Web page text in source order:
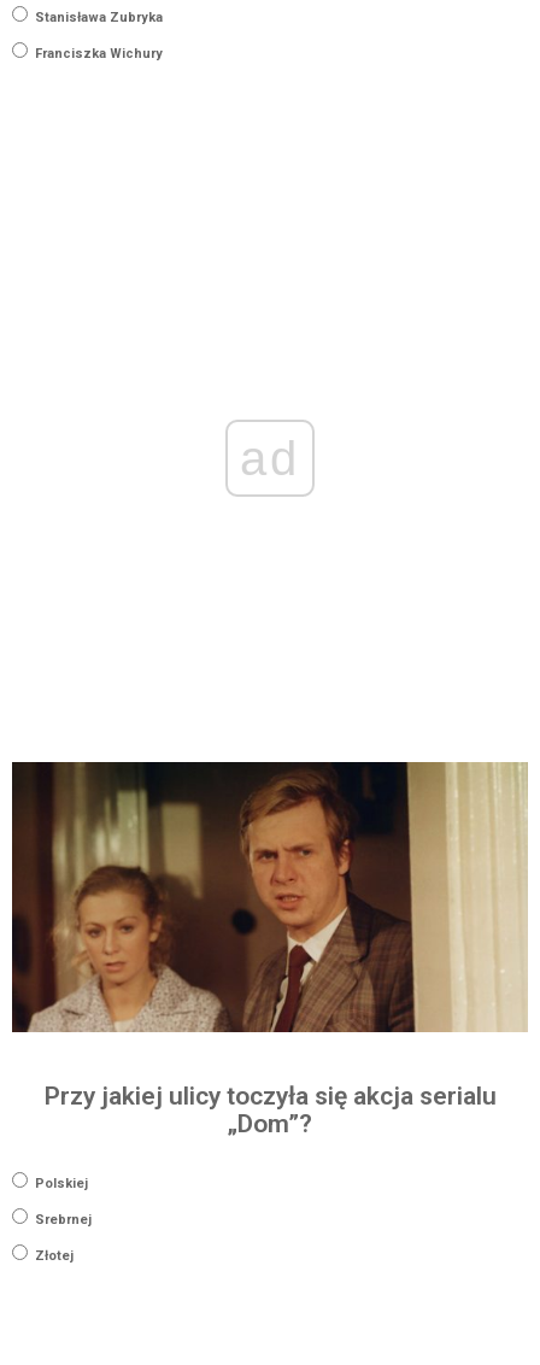
Stanisława Zubryka
Franciszka Wichury
ad
Przy jakiej ulicy toczyła się akcja serialu
„Dom”?
Polskiej
Srebrnej
Złotej